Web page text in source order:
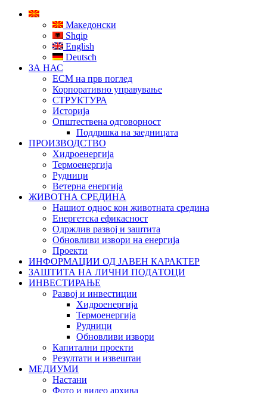
Македонски
Shqip
English
Deutsch
ЗА НАС
ЕСМ на прв поглед
Корпоративно управување
СТРУКТУРА
Историја
Општествена одговорност
Поддршка на заедницата
ПРОИЗВОДСТВО
Хидроенергија
Термоенергија
Рудници
Ветерна енергија
ЖИВОТНА СРЕДИНА
Нашиот однос кон животната средина
Енергетска ефикасност
Одржлив развој и заштита
Обновливи извори на енергија
Проекти
ИНФОРМАЦИИ ОД ЈАВЕН КАРАКТЕР
ЗАШТИТА НА ЛИЧНИ ПОДАТОЦИ
ИНВЕСТИРАЊЕ
Развој и инвестиции
Хидроенергија
Термоенергија
Рудници
Обновливи извори
Капитални проекти
Резултати и извештаи
МЕДИУМИ
Настани
Фото и видео архива